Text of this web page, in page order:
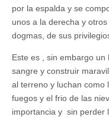
por la espalda y se
unos a la derecha y
dogmas, de sus
Este es , sin embargo
sangre y construir
al terreno y luchan como
fuegos y el frio de las
importancia y sin perder